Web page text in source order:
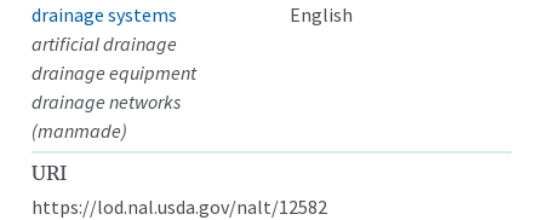
drainage systems
English
artificial drainage
drainage equipment
drainage networks
(manmade)
URI
https://lod.nal.usda.gov/nalt/12582